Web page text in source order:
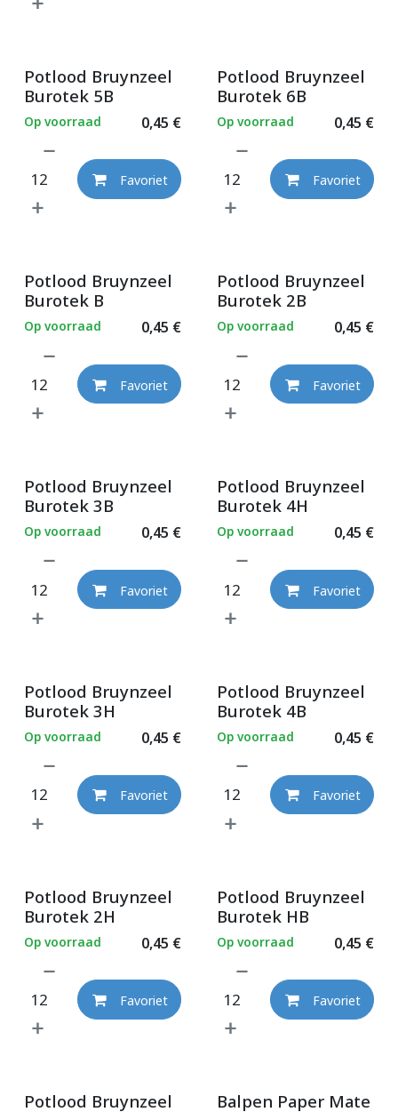
Potlood Bruynzeel
Burotek 5B
0,45 €
Op voorraad
Favoriet
Potlood Bruynzeel
Burotek 6B
0,45 €
Op voorraad
Favoriet
Potlood Bruynzeel
Burotek B
0,45 €
Op voorraad
Favoriet
Potlood Bruynzeel
Burotek 2B
0,45 €
Op voorraad
Favoriet
Potlood Bruynzeel
Burotek 3B
0,45 €
Op voorraad
Favoriet
Potlood Bruynzeel
Burotek 4H
0,45 €
Op voorraad
Favoriet
Potlood Bruynzeel
Burotek 3H
0,45 €
Op voorraad
Favoriet
Potlood Bruynzeel
Burotek 4B
0,45 €
Op voorraad
Favoriet
Potlood Bruynzeel
Burotek 2H
0,45 €
Op voorraad
Favoriet
Potlood Bruynzeel
Burotek HB
0,45 €
Op voorraad
Favoriet
Potlood Bruynzeel
Balpen Paper Mate